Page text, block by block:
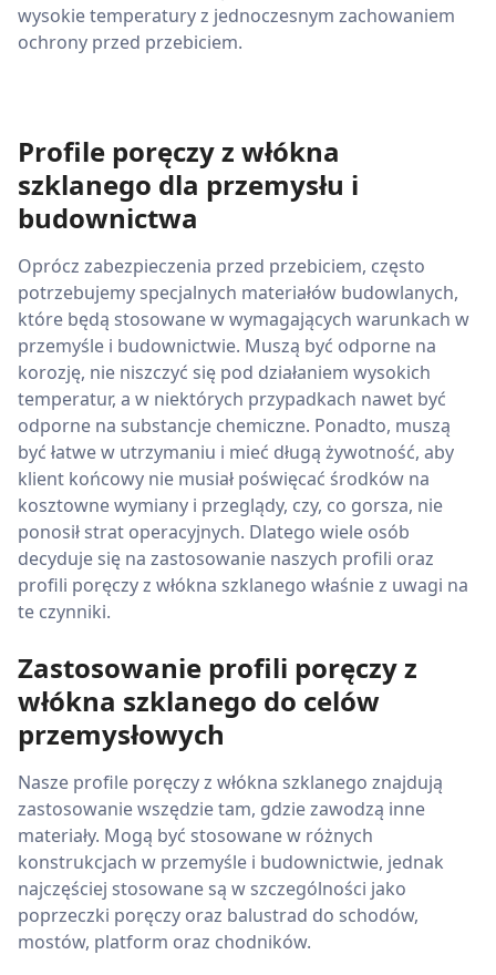
wysokie temperatury z jednoczesnym zachowaniem
ochrony przed przebiciem.
Profile poręczy z włókna
szklanego dla przemysłu i
budownictwa
Oprócz zabezpieczenia przed przebiciem, często
potrzebujemy specjalnych materiałów budowlanych,
które będą stosowane w wymagających warunkach w
przemyśle i budownictwie. Muszą być odporne na
korozję, nie niszczyć się pod działaniem wysokich
temperatur, a w niektórych przypadkach nawet być
odporne na substancje chemiczne. Ponadto, muszą
być łatwe w utrzymaniu i mieć długą żywotność, aby
klient końcowy nie musiał poświęcać środków na
kosztowne wymiany i przeglądy, czy, co gorsza, nie
ponosił strat operacyjnych. Dlatego wiele osób
decyduje się na zastosowanie naszych profili oraz
profili poręczy z włókna szklanego właśnie z uwagi na
te czynniki.
Zastosowanie profili poręczy z
włókna szklanego do celów
przemysłowych
Nasze profile poręczy z włókna szklanego znajdują
zastosowanie wszędzie tam, gdzie zawodzą inne
materiały. Mogą być stosowane w różnych
konstrukcjach w przemyśle i budownictwie, jednak
najczęściej stosowane są w szczególności jako
poprzeczki poręczy oraz balustrad do schodów,
mostów, platform oraz chodników.